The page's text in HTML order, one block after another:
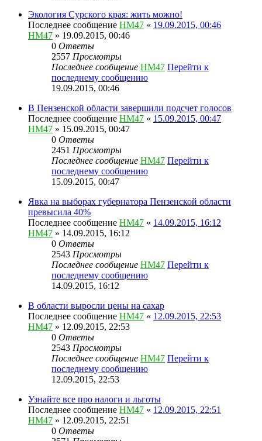
Экология Сурского края: жить можно!
Последнее сообщение HM47 « 19.09.2015, 00:46
HM47 » 19.09.2015, 00:46
0 Ответы
2557 Просмотры
Последнее сообщение HM47 Перейти к
последнему сообщению
19.09.2015, 00:46
В Пензенской области завершили подсчет голосов
Последнее сообщение HM47 « 15.09.2015, 00:47
HM47 » 15.09.2015, 00:47
0 Ответы
2451 Просмотры
Последнее сообщение HM47 Перейти к
последнему сообщению
15.09.2015, 00:47
Явка на выборах губернатора Пензенской области
превысила 40%
Последнее сообщение HM47 « 14.09.2015, 16:12
HM47 » 14.09.2015, 16:12
0 Ответы
2543 Просмотры
Последнее сообщение HM47 Перейти к
последнему сообщению
14.09.2015, 16:12
В области выросли цены на сахар
Последнее сообщение HM47 « 12.09.2015, 22:53
HM47 » 12.09.2015, 22:53
0 Ответы
2543 Просмотры
Последнее сообщение HM47 Перейти к
последнему сообщению
12.09.2015, 22:53
Узнайте все про налоги и льготы
Последнее сообщение HM47 « 12.09.2015, 22:51
HM47 » 12.09.2015, 22:51
0 Ответы